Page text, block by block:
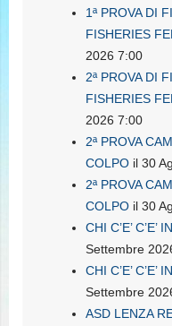
1ª PROVA DI
FISHERIES
2026 7:00
2ª PROVA DI
FISHERIES
2026 7:00
2ª PROVA
COLPO il 30
2ª PROVA
COLPO il 30
CHI C’E’ C’E’
Settembre
CHI C’E’ C’E’
Settembre
ASD LENZA